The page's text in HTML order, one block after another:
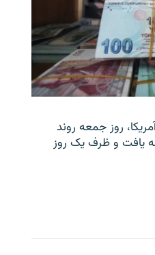
روز جمعه روند
یافت و ظرف یک روز